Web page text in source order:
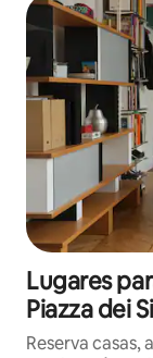
Lugares
Piazza dei
Reserva